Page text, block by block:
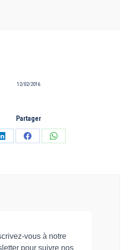
12/02/2016
Partager
PartagerPartagerPartager